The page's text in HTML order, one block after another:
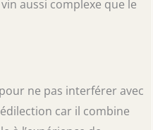
aussi complexe que le
ne pas interférer avec
car il combine